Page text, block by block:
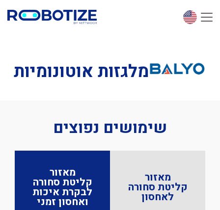
מלגזות אוטונומיות
שימושים נפוצים
מאזור
קליטת סחורה
לאחסון
מאזור
קליטת סחורה
לבקרת איכות
ואחסון זמני